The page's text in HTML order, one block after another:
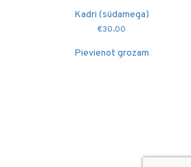
Kadri (südamega)
€30.00
Pievienot grozam